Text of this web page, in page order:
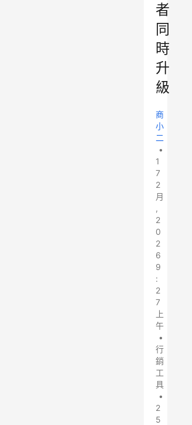
者
同
時
升
級
商
小
二
•
1
7
2
月
,
2
0
2
6
9
:
2
7
上
午
•
行
銷
工
具
•
2
5